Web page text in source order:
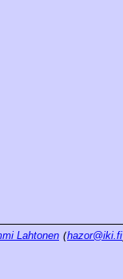
Lahtonen (hazor@iki.fi